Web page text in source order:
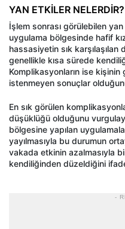
YAN ETKİLER NELERDİR?
İşlem sonrası görülebilen
uygulama bölgesinde hafif
hassasiyetin sık
genellikle kısa sürede
Komplikasyonların ise kişinin
istenmeyen sonuçlar
En sık görülen
düşüklüğü olduğunu
bölgesine yapılan
yayılmasıyla bu durumun
vakada etkinin azalmasıyla
kendiliğinden düzeldiğini
-